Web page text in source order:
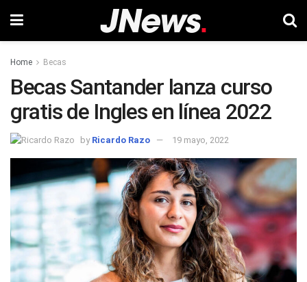
Home Becas
Becas Santander lanza curso
gratis de Ingles en línea 2022
by Ricardo Razo 19 mayo, 2022